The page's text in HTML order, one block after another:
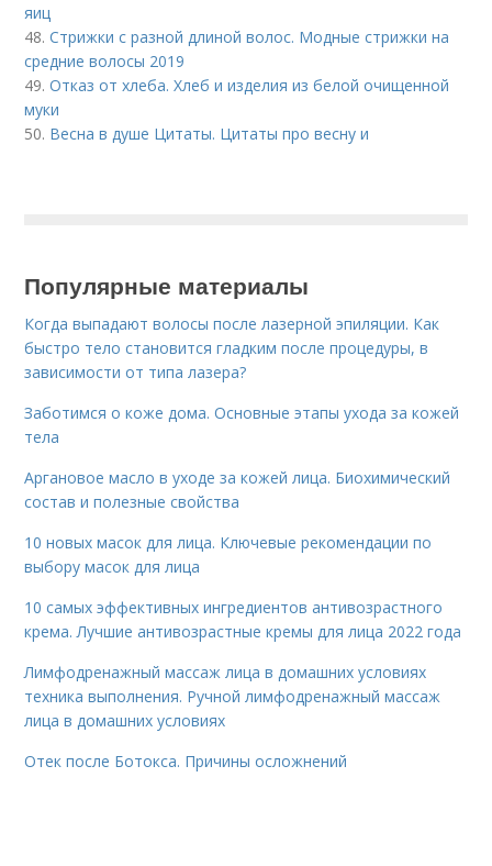
яиц
48.Стрижки с разной длиной волос. Модные стрижки на
средние волосы 2019
49.Отказ от хлеба. Хлеб и изделия из белой очищенной
муки
50. Весна в душе Цитаты. Цитаты про весну и
Популярные материалы
Когда выпадают волосы после лазерной эпиляции. Как
быстро тело становится гладким после процедуры, в
зависимости от типа лазера?
Заботимся о коже дома. Основные этапы ухода за кожей
тела
Аргановое масло в уходе за кожей лица. Биохимический
состав и полезные свойства
10 новых масок для лица. Ключевые рекомендации по
выбору масок для лица
10 самых эффективных ингредиентов антивозрастного
крема. Лучшие антивозрастные кремы для лица 2022 года
Лимфодренажный массаж лица в домашних условиях
техника выполнения. Ручной лимфодренажный массаж
лица в домашних условиях
Отек после Ботокса. Причины осложнений